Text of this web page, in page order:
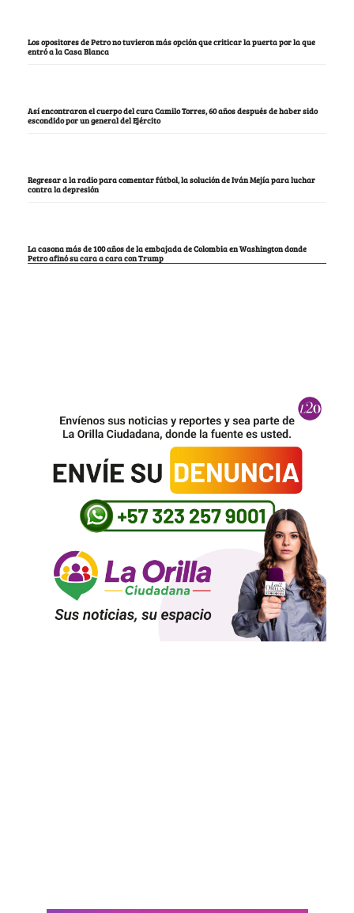
Los opositores de Petro no tuvieron más opción que criticar la puerta por la que
entró a la Casa Blanca
Así encontraron el cuerpo del cura Camilo Torres, 60 años después de haber sido
escondido por un general del Ejército
Regresar a la radio para comentar fútbol, la solución de Iván Mejía para luchar
contra la depresión
La casona más de 100 años de la embajada de Colombia en Washington donde
Petro afinó su cara a cara con Trump